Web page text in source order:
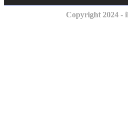
Copyright 2024 -